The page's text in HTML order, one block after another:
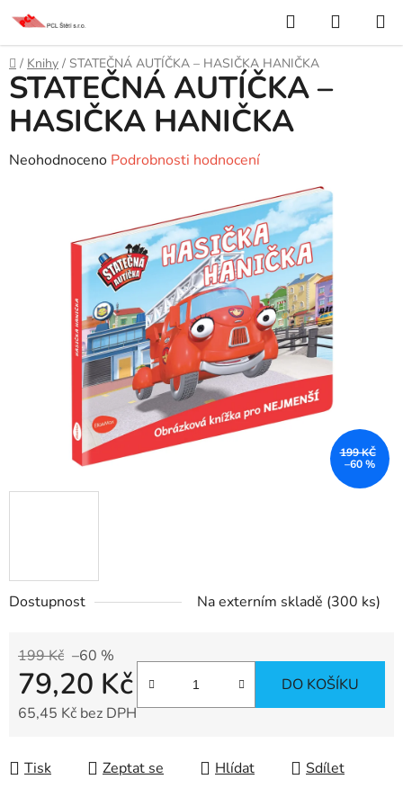
Přejít
obsah
Hledat
KOŠÍK
Domů
/ Knihy / STATEČNÁ AUTÍČKA – HASIČKA HANIČKA
Dostupnost Na externím skladě (300 ks)
199 Kč –60 %
79,20 Kč
65,45 Kč bez DPH
DO KOŠÍKU
Tisk Zeptat se Hlídat Sdílet
STATEČNÁ AUTÍČKA –
HASIČKA HANIČKA
Průměrné
Neohodnoceno Podrobnosti hodnocení
199 KČ
–60 %